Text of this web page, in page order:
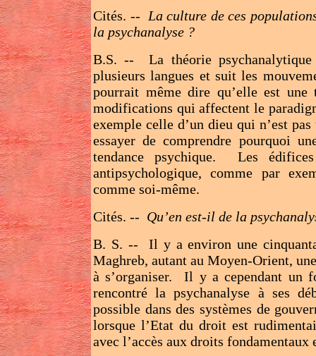
Cités. -- La culture de ces
la psychanalyse ?
B.S. -- La théorie
plusieurs langues et suit les
pourrait même dire qu’elle est
modifications qui affectent le
exemple celle d’un dieu qui n’est
essayer de comprendre pourquoi
tendance psychique. Les
antipsychologique, comme par
comme soi-même.
Cités. -- Qu’en est-il de la
B. S. -- Il y a environ une
Maghreb, autant au Moyen-Orient,
à s’organiser. Il y a cependant un
rencontré la psychanalyse à ses
possible dans des systèmes de
lorsque l’Etat du droit est
avec l’accès aux droits fondamentaux